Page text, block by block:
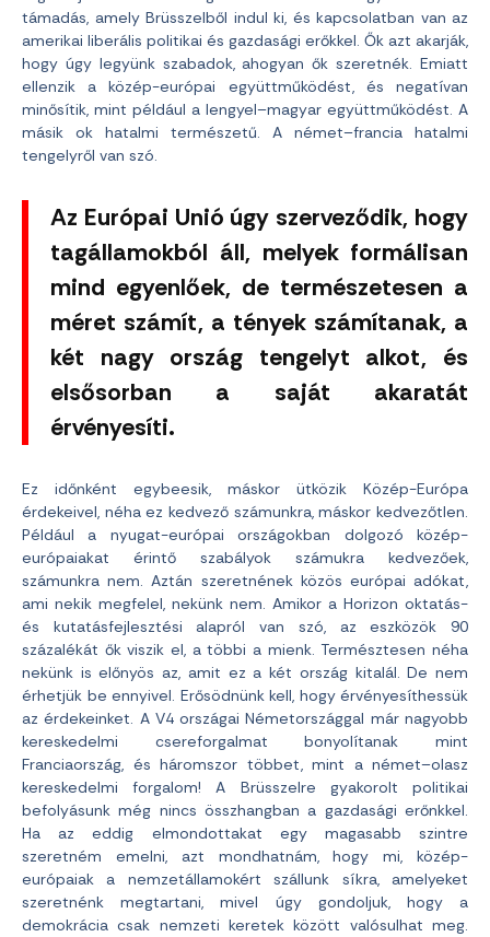
támadás, amely Brüsszelből indul ki, és kapcsolatban van az
amerikai liberális politikai és gazdasági erőkkel. Ők azt akarják,
hogy úgy legyünk szabadok, ahogyan ők szeretnék. Emiatt
ellenzik a közép-európai együttműködést, és negatívan
minősítik, mint például a lengyel–magyar együttműködést. A
másik ok hatalmi természetű. A német–francia hatalmi
tengelyről van szó.
Az Európai Unió úgy szerveződik, hogy
tagállamokból áll, melyek formálisan
mind egyenlőek, de természetesen a
méret számít, a tények számítanak, a
két nagy ország tengelyt alkot, és
elsősorban a saját akaratát
érvényesíti.
Ez időnként egybeesik, máskor ütközik Közép-Európa
érdekeivel, néha ez kedvező számunkra, máskor kedvezőtlen.
Például a nyugat-európai országokban dolgozó közép-
európaiakat érintő szabályok számukra kedvezőek,
számunkra nem. Aztán szeretnének közös európai adókat,
ami nekik megfelel, nekünk nem. Amikor a Horizon oktatás-
és kutatásfejlesztési alapról van szó, az eszközök 90
százalékát ők viszik el, a többi a mienk. Természtesen néha
nekünk is előnyös az, amit ez a két ország kitalál. De nem
érhetjük be ennyivel. Erősödnünk kell, hogy érvényesíthessük
az érdekeinket. A V4 országai Németországgal már nagyobb
kereskedelmi csereforgalmat bonyolítanak mint
Franciaország, és háromszor többet, mint a német–olasz
kereskedelmi forgalom! A Brüsszelre gyakorolt politikai
befolyásunk még nincs összhangban a gazdasági erőnkkel.
Ha az eddig elmondottakat egy magasabb szintre
szeretném emelni, azt mondhatnám, hogy mi, közép-
európaiak a nemzetállamokért szállunk síkra, amelyeket
szeretnénk megtartani, mivel úgy gondoljuk, hogy a
demokrácia csak nemzeti keretek között valósulhat meg.